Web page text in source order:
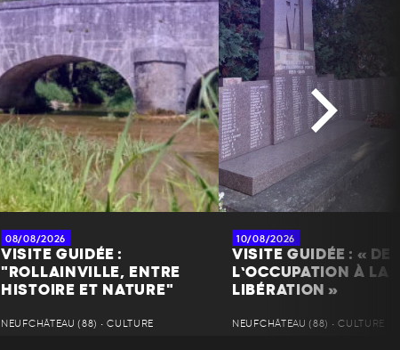
+
−
08/08/2026
VISITE GUIDÉE :
"ROLLAINVILLE, ENTRE
HISTOIRE ET NATURE"
NEUFCHÂTEAU (88) • CULTURE
10/08/2026
VISITE GUIDÉE : « DE
L’OCCUPATION À LA
LIBÉRATION »
NEUFCHÂTEAU (88) • CULTURE